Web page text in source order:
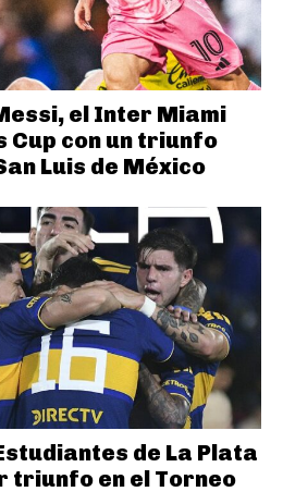
el Inter Miami
Cup con un triunfo
Luis de México
de La Plata
triunfo en el Torneo